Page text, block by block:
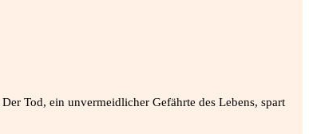
Tod, ein unvermeidlicher Gefährte des Lebens, spart